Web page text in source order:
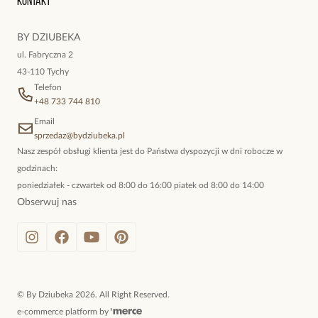
BY DZIUBEKA
ul. Fabryczna 2
43-110 Tychy
Telefon
+48 733 744 810
Email
sprzedaz@bydziubeka.pl
Nasz zespół obsługi klienta jest do Państwa dyspozycji w dni robocze w
godzinach:
poniedziałek - czwartek od 8:00 do 16:00 piatek od 8:00 do 14:00
Obserwuj nas
© By Dziubeka 2026. All Right Reserved.
e-commerce platform by